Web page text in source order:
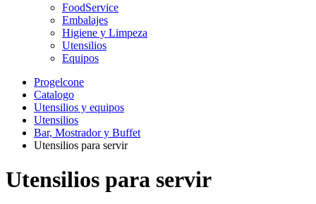
FoodService
Embalajes
Higiene y Limpeza
Utensilios
Equipos
Progelcone
Catalogo
Utensilios y equipos
Utensilios
Bar, Mostrador y Buffet
Utensilios para servir
Utensilios para servir